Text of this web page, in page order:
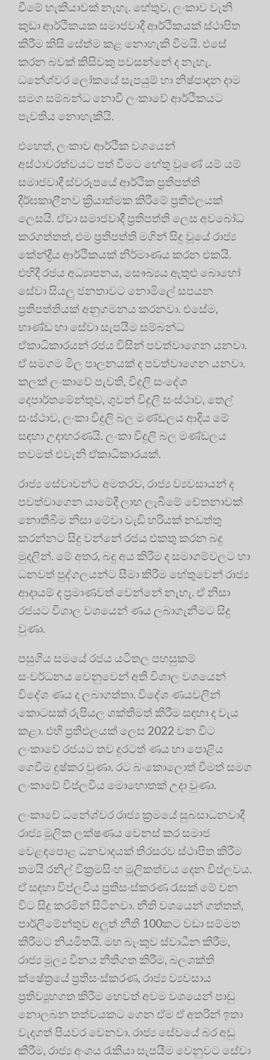
වීමේ හැකියාවක් නැහැ. හේතුව, ලංකාව වැනි
කුඩා ආර්ථිකයක සමාජවාදී ආර්ථිකයක් ස්ථාපිත
කිරීම කිසි සේත්ම කළ නොහැකි වීමයි. එසේ
කරන බවක් කිසිවකු පවසන්නේ ද නැහැ.
ධනේශ්වර ලෝකයේ සැපයුම් හා නිෂ්පාදන දාම
සමග සම්බන්ධ නොවී ලංකාවේ ආර්ථිකයට
පැවතිය නොහැකියි.
එහෙත්, ලංකාව ආර්ථික වශයෙන්
අස්ථාවරත්වයට පත් වීමට හේතු වුණේ යම් යම්
සමාජවාදී ස්වරූපයේ ආර්ථික ප්‍රතිපත්ති
දීර්ඝකාලීනව ක්‍රියාත්මක කිරීමේ ප්‍රතිඵලයක්
ලෙසයි. ඒවා සමාජවාදී ප්‍රතිපත්ති ලෙස අවබෝධ
කරගත්තත්, එම ප්‍රතිපත්ති මගින් සිදු වූයේ රාජ්‍ය
කේන්ද්‍රීය ආර්ථිකයක් නිර්මාණය කරන එකයි.
එහිදී රජය අධ්‍යාපනය, සෞඛ්‍යය ඇතුළු බොහෝ
සේවා සියලු ජනතාවට නොමිලේ සපයන
ප්‍රතිපත්තියක් අනුගමනය කරනවා. එසේම,
භාණ්ඩ හා සේවා සැපයීම සම්බන්ධ
ඒකාධිකාරයන් රජය විසින් පවත්වාගෙන යනවා.
ඒ සමගම මිල පාලනයක් ද පවත්වාගෙන යනවා.
කලක් ලංකාවේ පැවති, විදුලි සංදේශ
දෙපාර්තමේන්තුව, ගුවන් විදුලි සංස්ථාව, තෙල්
සංස්ථාව, ලංකා විදුලි බල මණ්ඩලය ආදිය මේ
සඳහා උදාහරණයි. ලංකා විදුලි බල මණ්ඩලය
තවමත් එවැනි ඒකාධිකාරයක්.
රාජ්‍ය සේවාවන්ට අමතරව, රාජ්‍ය ව්‍යවසායන් ද
පවත්වාගෙන යාමේදී ලාභ ලැබීමේ චේතනාවක්
නොතිබීම නිසා මේවා වැඩි හරියක් නඩත්තු
කරන්නට සිදු වන්නේ රජය එකතු කරන බදු
මුදලින්. මේ අතර, බදු අය කිරීම ද සමාගම්වලට හා
ධනවත් පුද්ගලයන්ට සීමා කිරීම හේතුවෙන් රාජ්‍ය
ආදායම් ද ප්‍රමාණවත් වෙන්නේ නැහැ. ඒ නිසා
රජයට විශාල වශයෙන් ණය ලබාගැනීමට සිදු
වුණා.
පසුගිය සමයේ රජය යටිතල පහසුකම්
සංවර්ධනය වෙනුවෙන් අති විශාල වශයෙන්
විදේශ ණය ද ලබාගත්තා. විදේශ ණයවලින්
කොටසක් රුපියල ශක්තිමත් කිරීම සඳහා ද වැය
කළා. එහි ප්‍රතිඵලයක් ලෙස 2022 වන විට
ලංකාවේ රජයට තව දුරටත් ණය හා පොළිය
ගෙවීම දුෂ්කර වුණා. රට බංකොලොත් වීමත් සමග
ලංකාවේ විප්ලවීය මොහොතක් උදා වුණා.
ලංකාවේ ධනේශ්වර රාජ්‍ය ක්‍රමයේ සුබසාධනවාදී
රාජ්‍ය මූලික ලක්ෂණය වෙනස් කර සමාජ
වෙළඳපොළ ධනවාදයක් තිරසරව ස්ථාපිත කිරීම
තමයි රනිල් වික්‍රමසිංහ මූලිකත්වය දෙන විප්ලවය.
ඒ සඳහා විප්ලවීය ප්‍රතිසංස්කරණ රැසක් මේ වන
විට සිදු කරමින් සිටිනවා. නීති වශයෙන් ගත්තත්,
පාර්ලිමේන්තුව අලුත් නීති 100කට වඩා සම්මත
කිරීමට නියමිතයි. මහ බැංකුව ස්වාධීන කිරීම,
රාජ්‍ය මූල්‍ය විනය නීතිගත කිරීම, බලශක්ති
ක්ෂේත්‍රයේ ප්‍රතිසංස්කරණ, රාජ්‍ය ව්‍යවසාය
ප්‍රතිව්‍යූහගත කිරීම හෙවත් අවම වශයෙන් පාඩු
නොලබන තත්වයකට ගෙන ඒම ඒ අතරින් ඉතා
වැදගත් පියවර වෙනවා. රාජ්‍ය සේවයේ බර අඩු
කිරීම, රාජ්‍ය අංශය රැකියා සැපයීම වෙනුවට සේවා